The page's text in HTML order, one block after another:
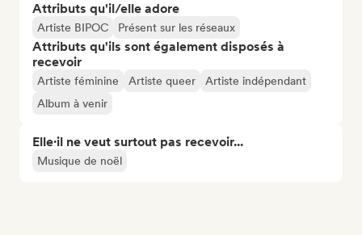
Attributs qu'il/elle adore
Artiste BIPOC Présent sur les réseaux
Attributs qu'ils sont également disposés à
recevoir
Artiste féminine Artiste queer
Artiste indépendant
Album à venir
Elle·il ne veut surtout pas recevoir...
Musique de noël